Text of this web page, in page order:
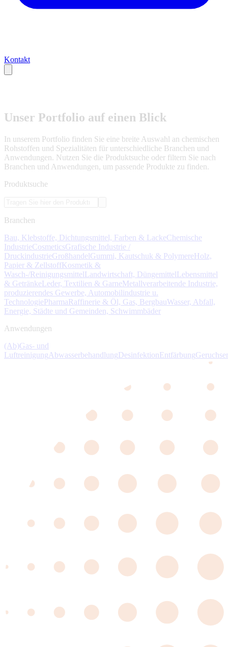
Kontakt
Unser Portfolio auf einen Blick
In unserem Portfolio finden Sie eine breite Auswahl an chemischen
Rohstoffen und Spezialitäten für unterschiedliche Branchen und
Anwendungen. Nutzen Sie die Produktsuche oder filtern Sie nach
Branchen und Anwendungen, um passende Produkte zu finden.
Produktsuche
Branchen
Bau, Klebstoffe, Dichtungsmittel, Farben & LackeChemische
IndustrieCosmeticsGrafische Industrie /
DruckindustrieGroßhandelGummi, Kautschuk & PolymereHolz,
Papier & ZellstoffKosmetik &
Wasch-/ReinigungsmittelLandwirtschaft, DüngemittelLebensmittel
& GetränkeLeder, Textilien & GarneMetallverarbeitende Industrie,
produzierendes Gewerbe, Automobilindustrie u.
TechnologiePharmaRaffinerie & Öl, Gas, BergbauWasser, Abfall,
Energie, Städte und Gemeinden, Schwimmbäder
Anwendungen
(Ab)Gas- und
LuftreinigungAbwasserbehandlungDesinfektionEntfärbung